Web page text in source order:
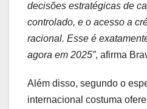
decisões estratégicas de
controlado, e o acesso a
racional. Esse é
agora em 2025”, afirma
Além disso, segundo o
internacional costuma